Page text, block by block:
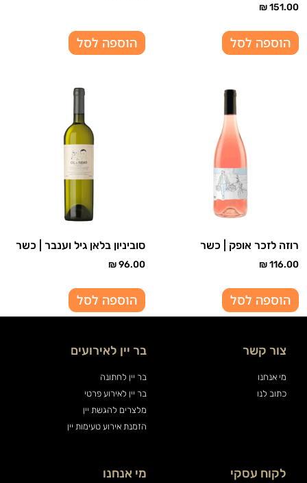
₪151.00
הוספה לסל הוספה לסל
רוזה לזכר אופק | כשר
₪116.00
הוספה לסל
סוביניון בלאן גיל וענבר | כשר
₪96.00
הוספה לסל
צור קשר
מי אנחנו
כתוב לנו
בר יין לאירועים
בר יין לחתונה
בר יין לאירוע פרטי
מלצרים להגשת יין
הזמנת אירוע טעימות יין
לקוח עסקי מי אנחנו